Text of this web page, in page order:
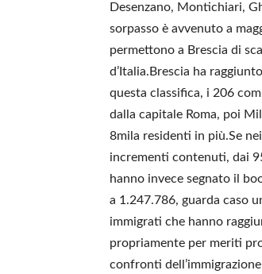
Desenzano, Montichiari,
sorpasso è avvenuto a
permettono a Brescia di
d’Italia.Brescia ha
questa classifica, i 206
dalla capitale Roma, poi
8mila residenti in più.Se
incrementi contenuti, dai
hanno invece segnato il
a 1.247.786, guarda caso
immigrati che hanno
propriamente per meriti
confronti